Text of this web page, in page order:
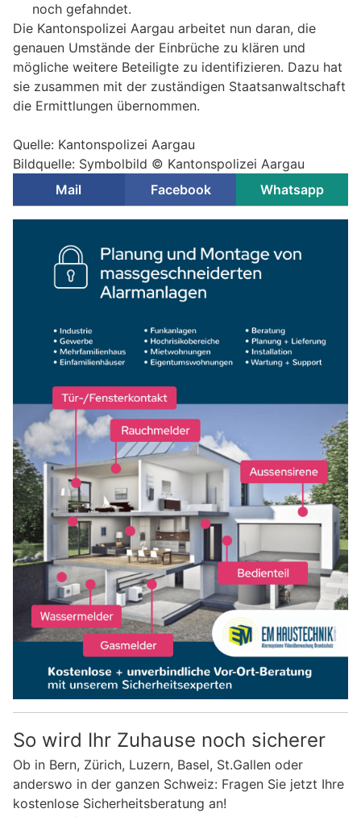
noch gefahndet.
Die Kantonspolizei Aargau arbeitet nun daran, die
genauen Umstände der Einbrüche zu klären und
mögliche weitere Beteiligte zu identifizieren. Dazu hat
sie zusammen mit der zuständigen Staatsanwaltschaft
die Ermittlungen übernommen.
Quelle: Kantonspolizei Aargau
Bildquelle: Symbolbild © Kantonspolizei Aargau
Mail
Facebook Whatsapp
So wird Ihr Zuhause noch sicherer
Ob in Bern, Zürich, Luzern, Basel, St.Gallen oder
anderswo in der ganzen Schweiz: Fragen Sie jetzt Ihre
kostenlose Sicherheitsberatung an!